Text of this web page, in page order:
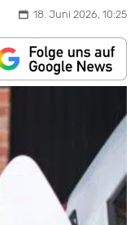
18. Juni 2026, 10:25